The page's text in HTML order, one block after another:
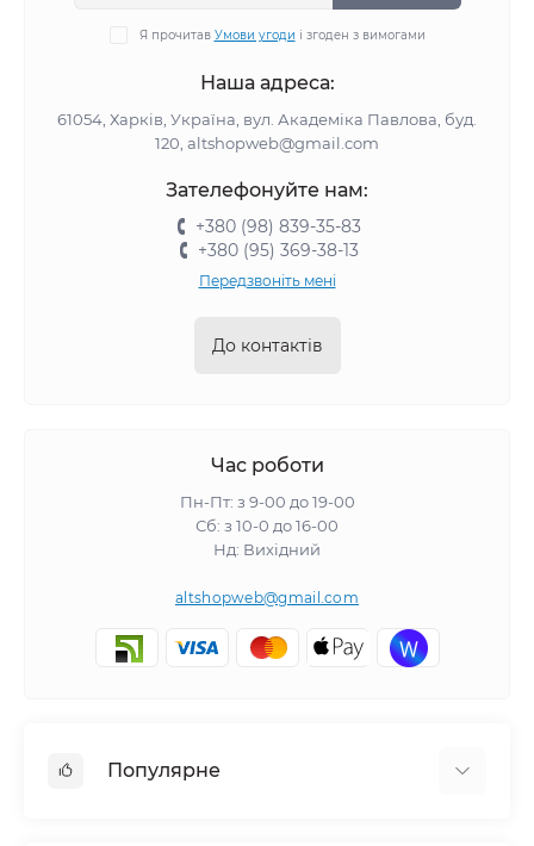
Я прочитав Умови угоди і згоден з вимогами
Наша адреса:
61054, Харків, Україна, вул. Академіка Павлова, буд.
120, altshopweb@gmail.com
Зателефонуйте нам:
+380 (98) 839-35-83
+380 (95) 369-38-13
Передзвоніть мені
До контактів
Час роботи
Пн-Пт: з 9-00 до 19-00
Сб: з 10-0 до 16-00
Нд: Вихідний
altshopweb@gmail.com
Популярне